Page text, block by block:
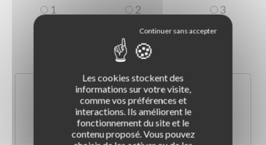
1
2
3
5
Les cookies stockent des
informations sur votre visite,
comme vos préférences et
interactions. Ils améliorent le
fonctionnement du site et le
contenu proposé. Vous pouvez